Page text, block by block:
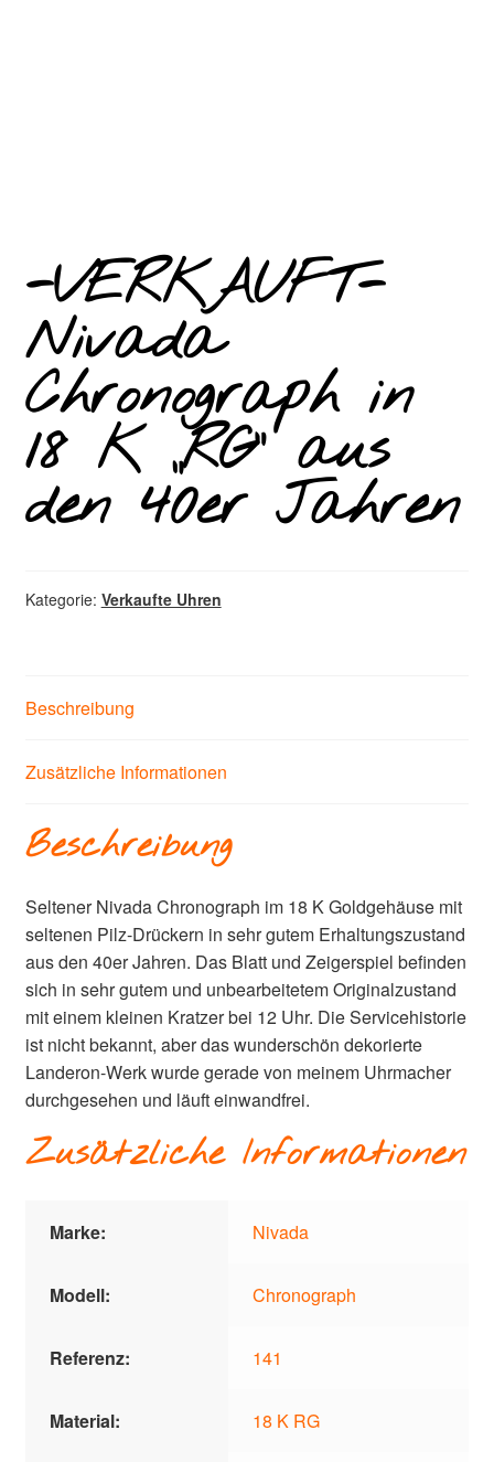
-VERKAUFT-
Nivada
Chronograph in
18 K „RG“ aus
den 40er Jahren
Kategorie: Verkaufte Uhren
Beschreibung
Zusätzliche Informationen
Beschreibung
Seltener Nivada Chronograph im 18 K Goldgehäuse mit
seltenen Pilz-Drückern in sehr gutem Erhaltungszustand
aus den 40er Jahren. Das Blatt und Zeigerspiel befinden
sich in sehr gutem und unbearbeitetem Originalzustand
mit einem kleinen Kratzer bei 12 Uhr. Die Servicehistorie
ist nicht bekannt, aber das wunderschön dekorierte
Landeron-Werk wurde gerade von meinem Uhrmacher
durchgesehen und läuft einwandfrei.
Zusätzliche Informationen
Marke: Nivada
Modell: Chronograph
Referenz: 141
Material: 18 K RG